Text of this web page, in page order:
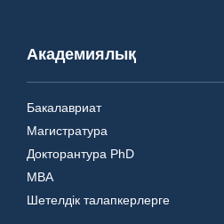
Академиялық
Бакалавриат
Магистратура
Докторантура PhD
MBA
Шетелдік талапкерлерге